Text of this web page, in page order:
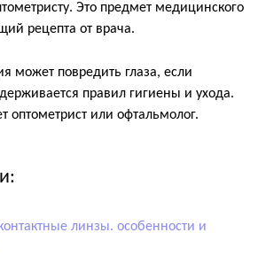
Это предмет медицинского
рецепта от врача.
может повредить глаза, если
правил гигиены и ухода.
оптометрист или офтальмолог.
линзы. особенности и